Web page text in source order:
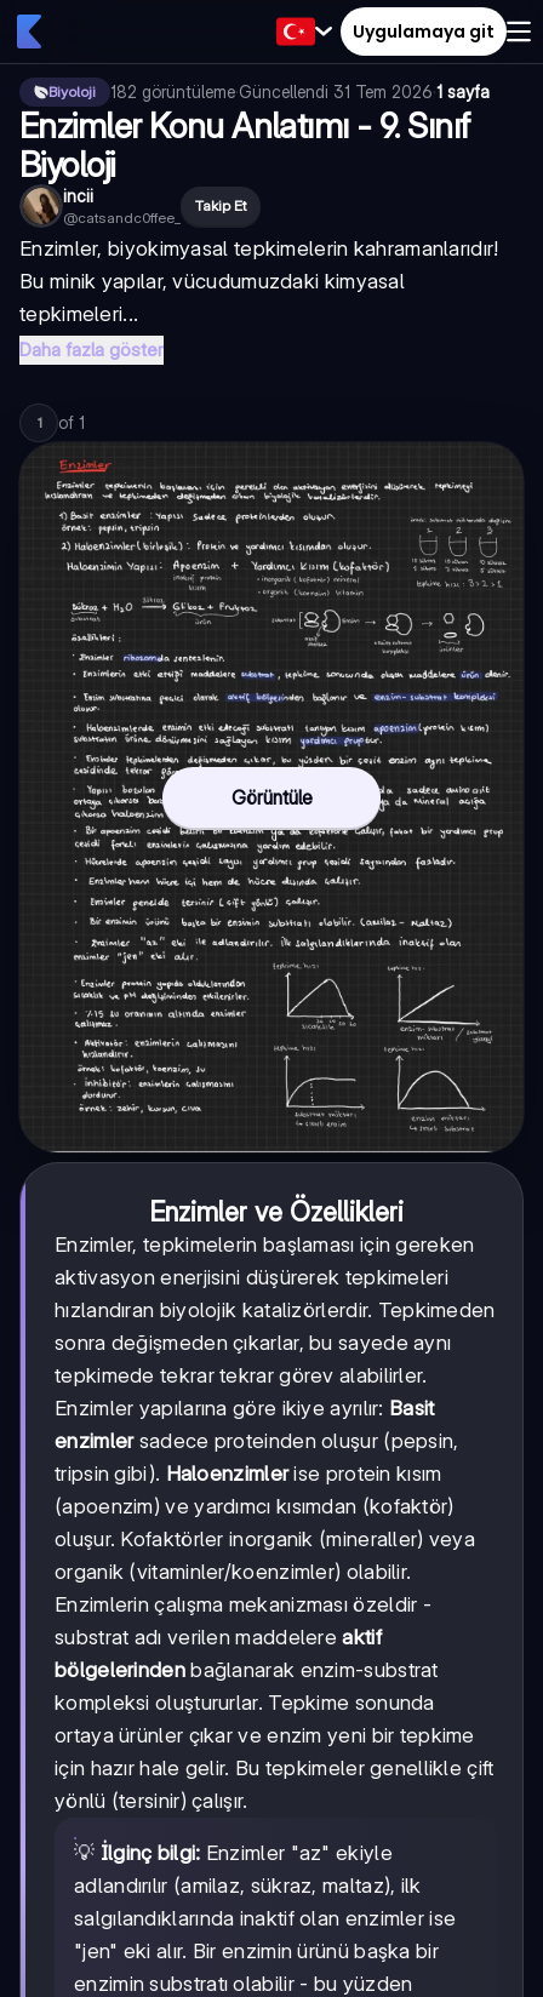
Uygulamaya git
Biyoloji 182 görüntüleme·Güncellendi 31 Tem 2026·1 sayfa
Enzimler Konu Anlatımı - 9. Sınıf
Biyoloji
incii
@catsandc0ffee_
Takip Et
Enzimler, biyokimyasal tepkimelerin kahramanlarıdır!
Bu minik yapılar, vücudumuzdaki kimyasal
tepkimeleri...
Daha fazla göster
1 of 1
Görüntüle
Enzimler ve Özellikleri
Enzimler, tepkimelerin başlaması için gereken
aktivasyon enerjisini düşürerek tepkimeleri
hızlandıran biyolojik katalizörlerdir. Tepkimeden
sonra değişmeden çıkarlar, bu sayede aynı
tepkimede tekrar tekrar görev alabilirler.
Enzimler yapılarına göre ikiye ayrılır: Basit
enzimlersadece proteinden oluşur (pepsin,
tripsin gibi). Haloenzimlerise protein kısım
(apoenzim) ve yardımcı kısımdan (kofaktör)
oluşur. Kofaktörler inorganik (mineraller) veya
organik (vitaminler/koenzimler) olabilir.
Enzimlerin çalışma mekanizması özeldir -
substrat adı verilen maddelereaktif
bölgelerindenbağlanarak enzim-substrat
kompleksi oluştururlar. Tepkime sonunda
ortaya ürünler çıkar ve enzim yeni bir tepkime
için hazır hale gelir. Bu tepkimeler genellikle çift
yönlü (tersinir) çalışır.
💡 İlginç bilgi: Enzimler "az" ekiyle
adlandırılır (amilaz, sükraz, maltaz), ilk
salgılandıklarında inaktif olan enzimler ise
"jen" eki alır. Bir enzimin ürünü başka bir
enzimin substratı olabilir - bu yüzden